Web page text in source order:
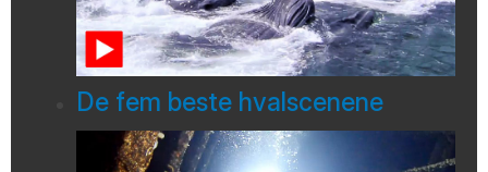
De fem beste hvalscenene